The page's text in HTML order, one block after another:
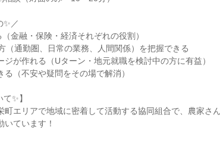
✨／
金融・保険・経済それぞれの役割）
（通勤圏、日常の業務、人間関係）を把握できる
ジが作れる（Uターン・地元就職を検討中の方に有益）
る（不安や疑問をその場で解消）
✨】
町エリアで地域に密着して活動する協同組合で、農家さ
ています！